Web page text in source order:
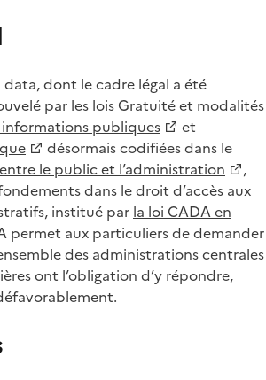
dont le cadre légal a été
par les loisGratuité et modalités
publiques
et
désormais codifiées dans le
le public et l’administration
,
dans le droit d’accès aux
institué par la loi CADA en
permet aux particuliers de demander
des administrations centrales
ont l’obligation d’y répondre,